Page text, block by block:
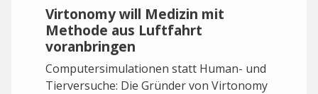
Virtonomy will Medizin mit
Methode aus Luftfahrt
voranbringen
Computersimulationen statt Human- und
Tierversuche: Die Gründer von Virtonomy